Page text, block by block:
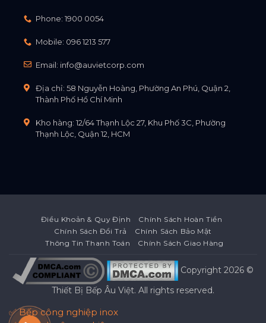
Phone: 1900 0054
Mobile: 096 1213 577
Email: info@auvietcorp.com
Địa chỉ: 58 Nguyễn Hoàng, Phường An Phú, Quận 2,
Thành Phố Hồ Chí Minh
Kho hàng: 12/64 Thạnh Lộc 27, Khu Phố 3C, Phường
Thạnh Lộc, Quận 12, HCM
Điều Khoản & Quy Định
Chính Sách Hoàn Tiền
Chính Sách Đổi Trả
Chính Sách Bảo Mật
Thông Tin Thanh Toán
Chính Sách Giao Hàng
Copyright 2026 ©
Thiết Bị Bếp Âu Việt. All rights reserved.
✅ Bếp công nghiệp inox